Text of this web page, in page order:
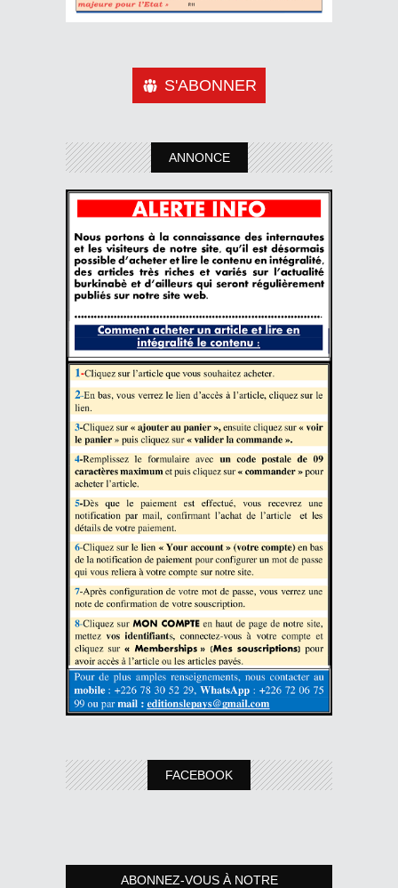
S'ABONNER
ANNONCE
FACEBOOK
ABONNEZ-VOUS À NOTRE